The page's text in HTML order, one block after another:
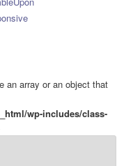
an array or an object that
wp-includes/class-